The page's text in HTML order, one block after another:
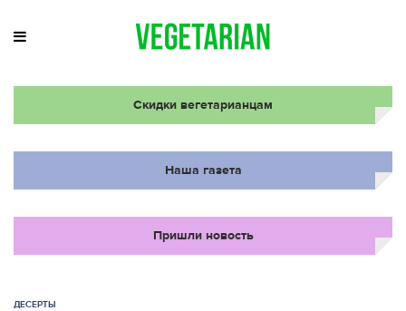
Скидки вегетарианцам
Наша газета
Пришли новость
ДЕСЕРТЫ